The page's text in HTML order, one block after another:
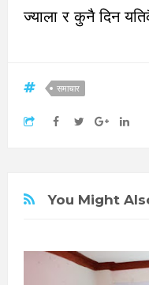
ज्याला र कुनै दिन
समाचार
You Might